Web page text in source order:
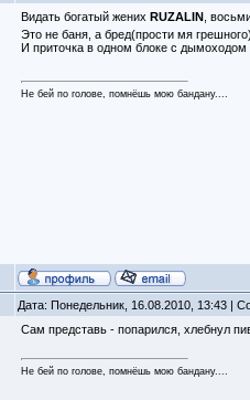
Видать богатый жених RUZALIN ,
Это не баня, а бред(прости мя грешного)
И приточка в одном блоке с дымоходом
Не бей по голове, помнёшь мою бандану....
Дата: Понедельник, 16.08.2010, 13:43 |
Сам представь - попарился, хлебнул
Не бей по голове, помнёшь мою бандану....